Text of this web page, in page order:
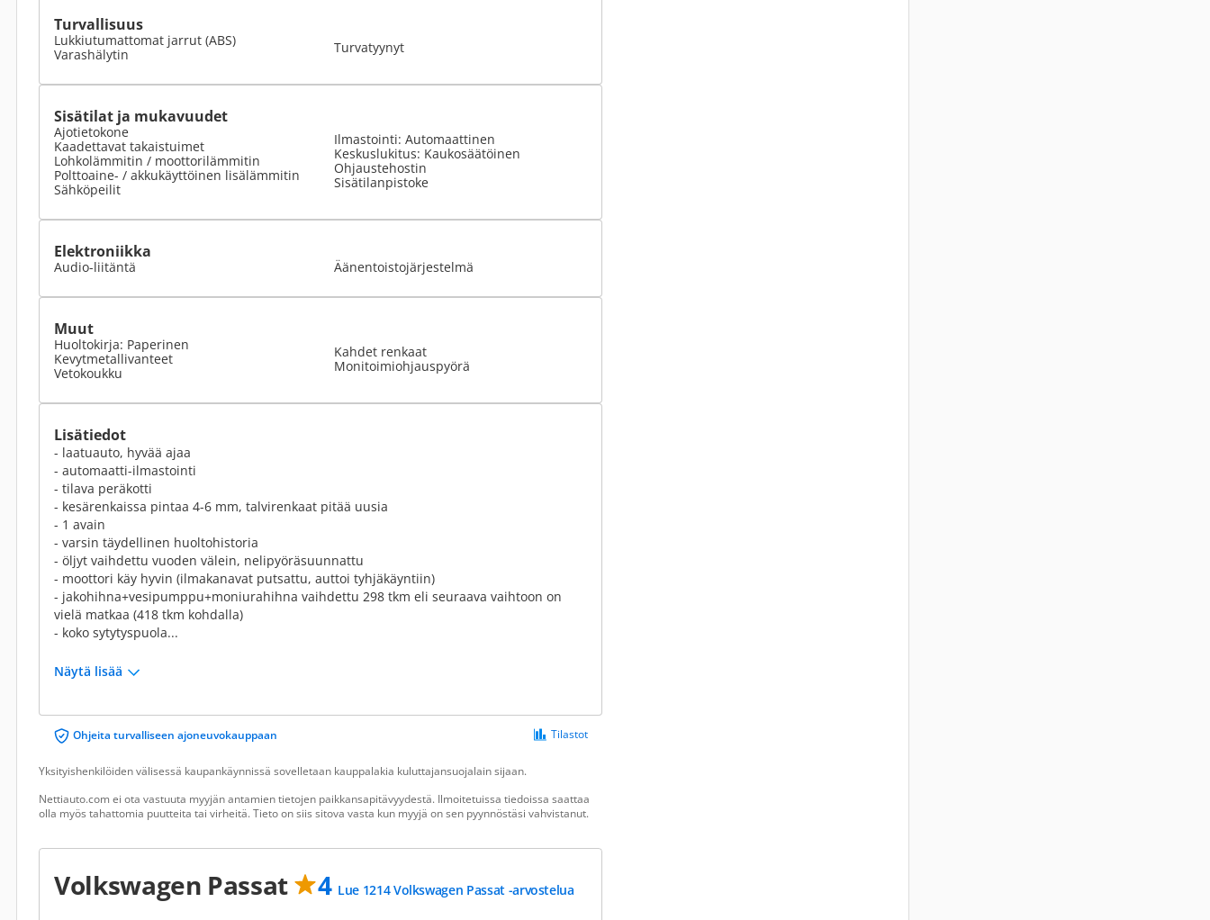
Turvallisuus
Lukkiutumattomat jarrut (ABS)
Varashälytin
Turvatyynyt
Sisätilat ja mukavuudet
Ajotietokone
Kaadettavat takaistuimet
Lohkolämmitin / moottorilämmitin
Polttoaine- / akkukäyttöinen lisälämmitin
Sähköpeilit
Ilmastointi: Automaattinen
Keskuslukitus: Kaukosäätöinen
Ohjaustehostin
Sisätilanpistoke
Elektroniikka
Audio-liitäntä Äänentoistojärjestelmä
Muut
Huoltokirja: Paperinen
Kevytmetallivanteet
Vetokoukku
Kahdet renkaat
Monitoimiohjauspyörä
Lisätiedot
- laatuauto, hyvää ajaa
- automaatti-ilmastointi
- tilava peräkotti
- kesärenkaissa pintaa 4-6 mm, talvirenkaat pitää uusia
- 1 avain
- varsin täydellinen huoltohistoria
- öljyt vaihdettu vuoden välein, nelipyöräsuunnattu
- moottori käy hyvin (ilmakanavat putsattu, auttoi tyhjäkäyntiin)
- jakohihna+vesipumppu+moniurahihna vaihdettu 298 tkm eli seuraava vaihtoon on
vielä matkaa (418 tkm kohdalla)
- koko sytytyspuola...
Näytä lisää
Ohjeita turvalliseen ajoneuvokauppaan Tilastot
Yksityishenkilöiden välisessä kaupankäynnissä sovelletaan kauppalakia kuluttajansuojalain sijaan.
Nettiauto.com ei ota vastuuta myyjän antamien tietojen paikkansapitävyydestä. Ilmoitetuissa tiedoissa saattaa
olla myös tahattomia puutteita tai virheitä. Tieto on siis sitova vasta kun myyjä on sen pyynnöstäsi vahvistanut.
Volkswagen Passat 4 Lue 1214 Volkswagen Passat -arvostelua